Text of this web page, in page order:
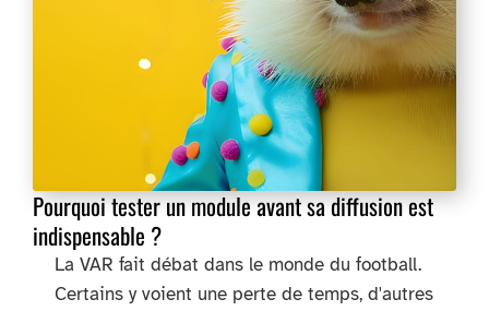
Pourquoi tester un module avant sa diffusion est
indispensable ?
La VAR fait débat dans le monde du football.
Certains y voient une perte de temps, d'autres